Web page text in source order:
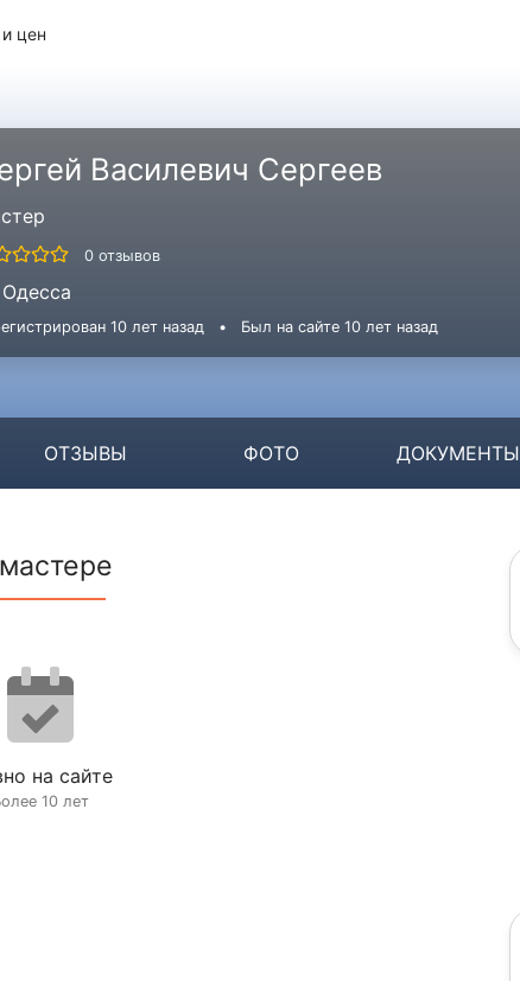
цен
Василевич Сергеев
0 отзывов
Одесса
10 лет назад • Был на сайте 10 лет назад
ОТЗЫВЫ ФОТО ДОКУМЕНТЫ
на сайте
10 лет